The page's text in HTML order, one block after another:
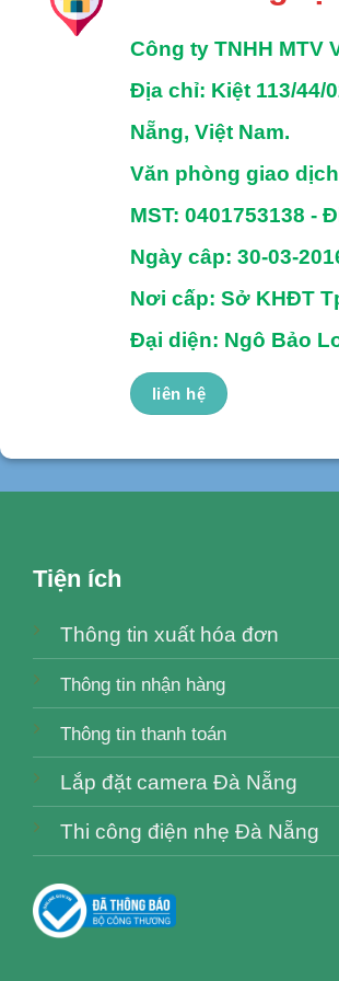
Công ty TNHH MTV
Địa chỉ: Kiệt 113/
Nẵng, Việt Nam.
Văn phòng giao
MST: 0401753138 -
Ngày câp: 30-03-
Nơi cấp: Sở KHĐT
Đại diện: Ngô Bảo
liên hệ
Tiện ích
Thông tin xuất hóa đơn
Thông tin nhận hàng
Thông tin thanh toán
Lắp đặt camera Đà Nẵng
Thi công điện nhẹ Đà Nẵng